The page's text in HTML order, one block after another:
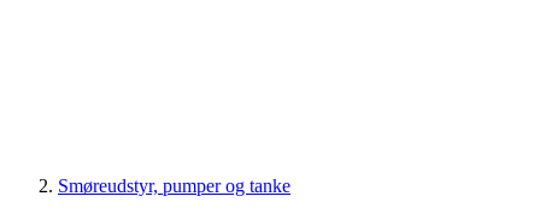
Smøreudstyr, pumper og tanke